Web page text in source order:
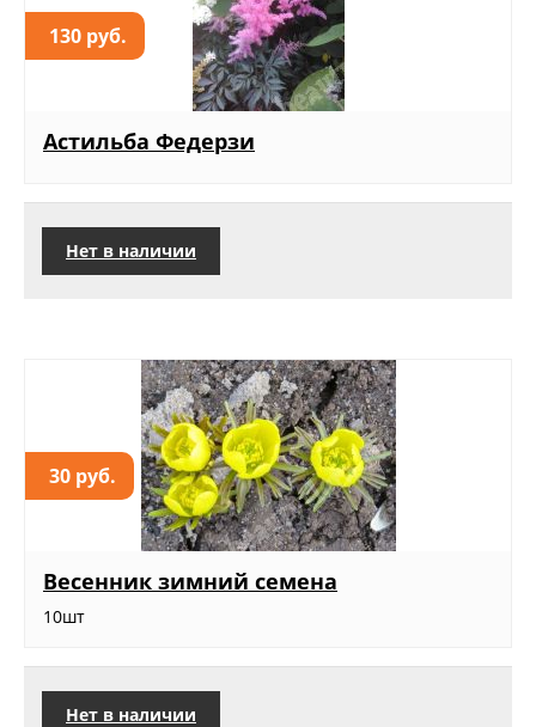
130 руб.
Астильба Федерзи
Нет в наличии
30 руб.
Весенник зимний семена
10шт
Нет в наличии